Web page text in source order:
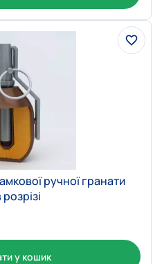
ручної гранати
у кошик